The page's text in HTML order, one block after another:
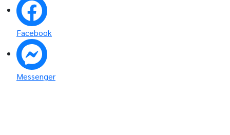
Facebook
Messenger